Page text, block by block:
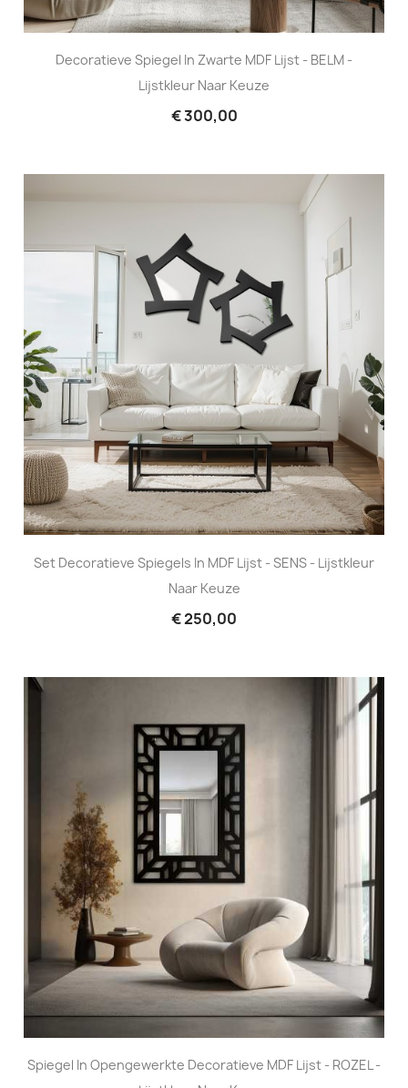
Decoratieve Spiegel In Zwarte MDF Lijst - BELM -
Lijstkleur Naar Keuze
€ 300,00
Set Decoratieve Spiegels In MDF Lijst - SENS - Lijstkleur
Naar Keuze
€ 250,00
Spiegel In Opengewerkte Decoratieve MDF Lijst - ROZEL -